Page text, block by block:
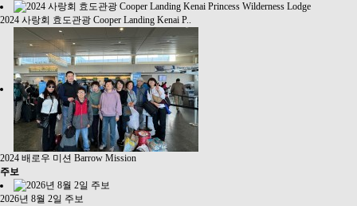
2024 사랑회 효도관광 Cooper Landing Kenai P..
2024 배로우 미션 Barrow Mission
주보
2026년 8월 2일 주보